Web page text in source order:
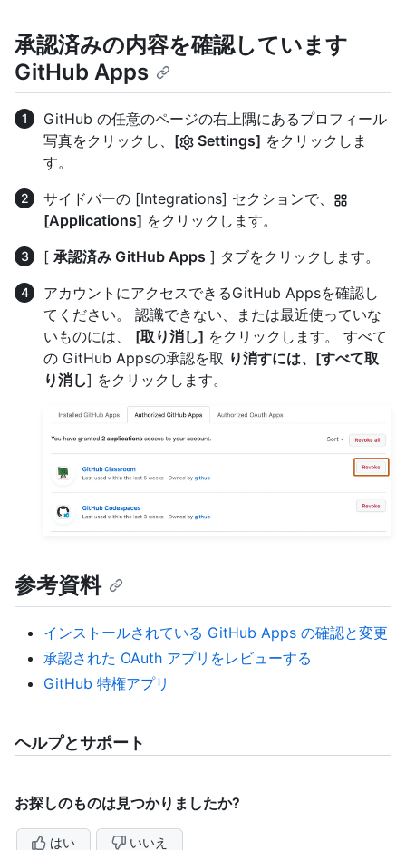
承認済みの内容を確認しています
GitHub Apps
GitHub の任意のページの右上隅にあるプロフィール
写真をクリックし、 [ Settings] をクリックしま
す。
サイドバーの [Integrations] セクションで、
[Applications] をクリックします。
[ 承認済み GitHub Apps ] タブをクリックします。
アカウントにアクセスできるGitHub Appsを確認し
てください。 認識できない、または最近使っていな
いものには、 [取り消し] をクリックします。 すべて
の GitHub Appsの承認を取 り消すには、[すべて取
り消し] をクリックします。
参考資料
インストールされている GitHub Apps の確認と変更
承認された OAuth アプリをレビューする
GitHub 特権アプリ
ヘルプとサポート
お探しのものは見つかりましたか?
はい いいえ